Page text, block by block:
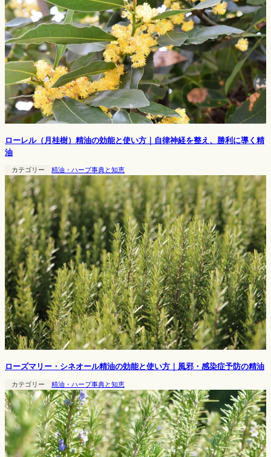
ローレル（月桂樹）精油の効能と使い方｜自律神経を整え、勝利に導く精
油
カテゴリー 精油・ハーブ事典と知恵
ローズマリー・シネオール精油の効能と使い方｜風邪・感染症予防の精油
カテゴリー 精油・ハーブ事典と知恵